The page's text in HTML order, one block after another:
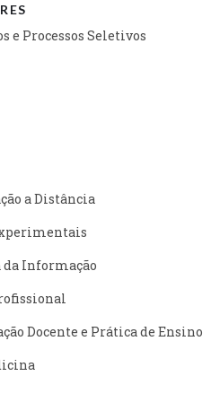
e Processos Seletivos
a Distância
da Informação
Docente e Prática de Ensino